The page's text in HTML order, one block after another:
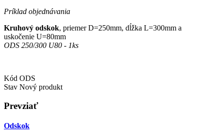
Príklad objednávania
Kruhový odskok, priemer D=250mm, dĺžka L=300mm a
uskočenie U=80mm
ODS 250/300 U80 - 1ks
Kód ODS
Stav Nový produkt
Prevziať
Odskok